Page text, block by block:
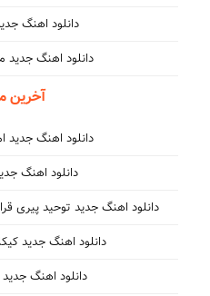
دانلود اهنگ
دانلود اهنگ جدید
آخرین
دانلود اهنگ جدید
دانلود اهنگ
دانلود اهنگ جدید توحید
دانلود اهنگ جدید
دانلود اهنگ